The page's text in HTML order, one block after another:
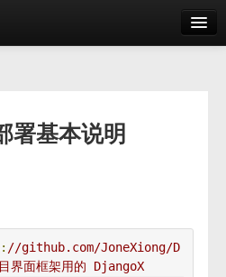
署基本说明
: //github.com/JoneXiong/D
面框架用的 DjangoX